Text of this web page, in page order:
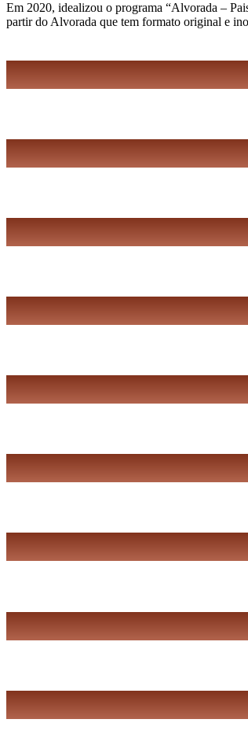
Em 2020, idealizou o programa “Alvorada –
partir do Alvorada que tem formato original e